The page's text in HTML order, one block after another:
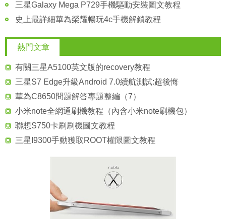
三星Galaxy Mega P729手機驅動安裝圖文教程
史上最詳細華為榮耀暢玩4c手機解鎖教程
熱門文章
有關三星A5100英文版的recovery教程
三星S7 Edge升級Android 7.0續航測試:超後悔
華為C8650問題解答專題整編（7）
小米note全網通刷機教程（內含小米note刷機包）
聯想S750卡刷刷機圖文教程
三星I9300手動獲取ROOT權限圖文教程